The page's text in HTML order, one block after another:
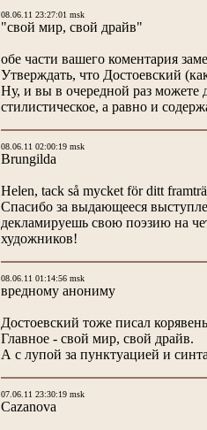
08.06.11 23:27:01 msk
"свой мир, свой драйв"
обе части вашего коментария
Утверждать, что Достоевский
Ну, и вы в очередной раз можете
стилистическое, а равно и
08.06.11 02:00:19 msk
Brungilda
Helen, tack så mycket för ditt
Спасибо за выдающееся
декламируешь свою поэзию на
художников!
08.06.11 01:14:56 msk
вредному анониму
Достоевский тоже писал
Главное - свой мир, свой драйв.
А с лупой за пунктуацией и
07.06.11 23:30:19 msk
Cazanova